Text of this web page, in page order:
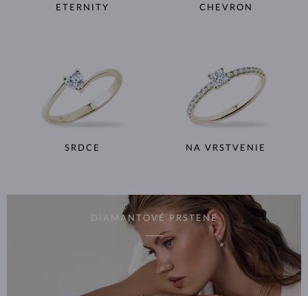
ETERNITY CHEVRON
SRDCE NA VRSTVENIE
DIAMANTOVÉ PRSTENE